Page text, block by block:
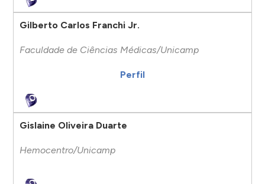
Gilberto Carlos Franchi Jr.
Faculdade de Ciências Médicas/Unicamp
Perfil
Gislaine Oliveira Duarte
Hemocentro/Unicamp